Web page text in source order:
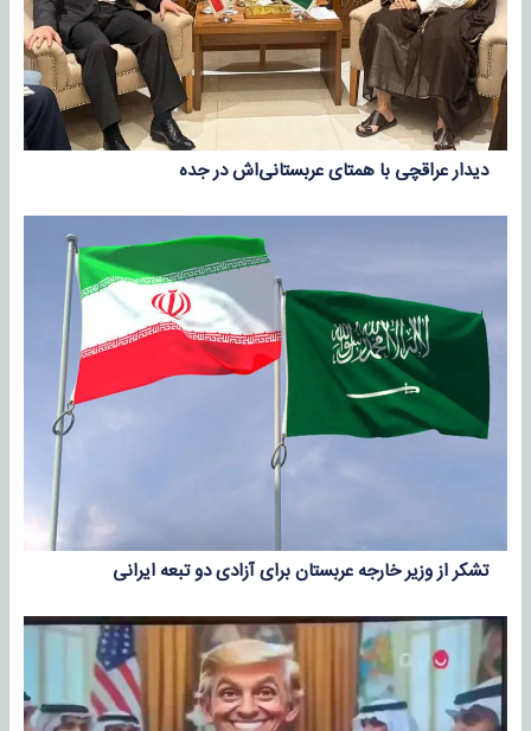
دیدار عراقچی با همتای عربستانی‎‌اش در جده
تشکر از وزیر خارجه عربستان برای آزادی دو تبعه ایرانی